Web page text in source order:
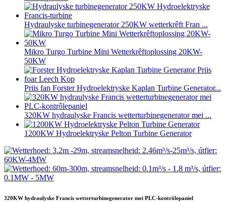
Hydraulyske turbinegenerator 250KW wetterkrêft Fran ...
Mikro Turgo Turbine Mini Wetterkrêftoplossing 20KW-
50KW
Priis fan Forster Hydroelektryske Kaplan Turbine Generator...
320KW hydraulyske Francis wetterturbinegenerator mei ...
1200KW Hydroelektryske Pelton Turbine Generator
320KW hydraulyske Francis wetterturbinegenerator mei PLC-kontrôlepaniel